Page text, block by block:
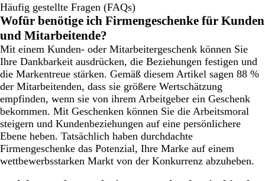
Häufig gestellte Fragen (FAQs)
Wofür benötige ich Firmengeschenke für Kunden
und Mitarbeitende?
Mit einem Kunden- oder Mitarbeitergeschenk können Sie
Ihre Dankbarkeit ausdrücken, die Beziehungen festigen und
die Markentreue stärken. Gemäß diesem Artikel sagen 88 %
der Mitarbeitenden, dass sie größere Wertschätzung
empfinden, wenn sie von ihrem Arbeitgeber ein Geschenk
bekommen. Mit Geschenken können Sie die Arbeitsmoral
steigern und Kundenbeziehungen auf eine persönlichere
Ebene heben. Tatsächlich haben durchdachte
Firmengeschenke das Potenzial, Ihre Marke auf einem
wettbewerbsstarken Markt von der Konkurrenz abzuheben.